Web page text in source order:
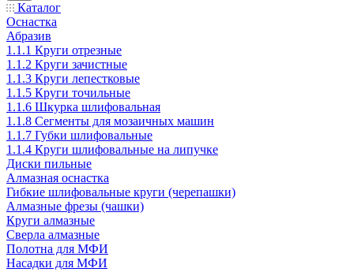
Каталог
Оснастка
Абразив
1.1.1 Круги отрезные
1.1.2 Круги зачистные
1.1.3 Круги лепестковые
1.1.5 Круги точильные
1.1.6 Шкурка шлифовальная
1.1.8 Сегменты для мозаичных машин
1.1.7 Губки шлифовальные
1.1.4 Круги шлифовальные на липучке
Диски пильные
Алмазная оснастка
Гибкие шлифовальные круги (черепашки)
Алмазные фрезы (чашки)
Круги алмазные
Сверла алмазные
Полотна для МФИ
Насадки для МФИ